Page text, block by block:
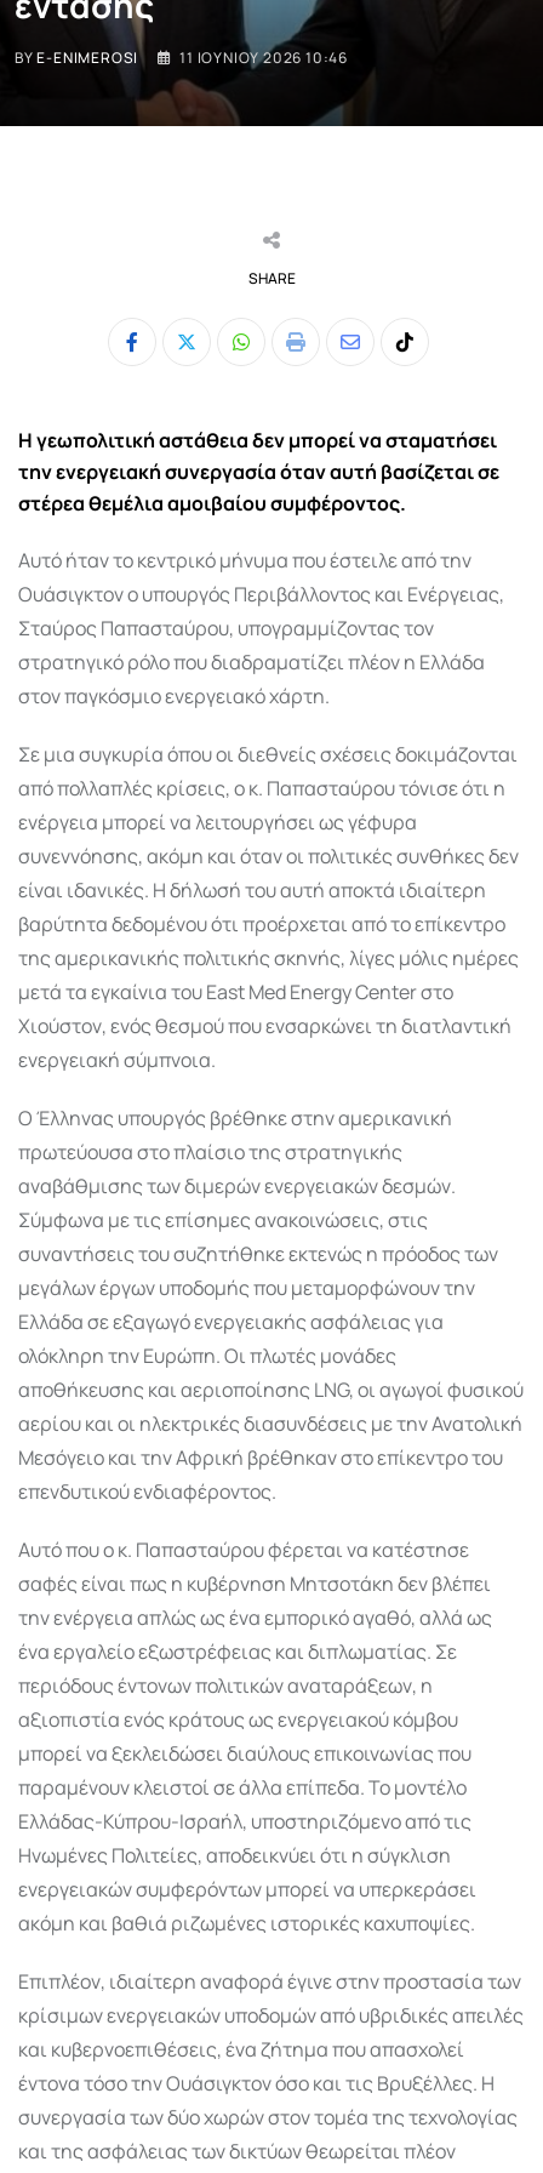
BYE-ENIMEROSI 11 ΙΟΥΝΊΟΥ 2026 10:46
SHARE
Whatsapp
Print
ShareTiktok
Η γεωπολιτική αστάθεια δεν μπορεί να σταματήσει
την ενεργειακή συνεργασία όταν αυτή βασίζεται σε
στέρεα θεμέλια αμοιβαίου συμφέροντος.
Αυτό ήταν το κεντρικό μήνυμα που έστειλε από την
Ουάσιγκτον ο υπουργός Περιβάλλοντος και Ενέργειας,
Σταύρος Παπασταύρου, υπογραμμίζοντας τον
στρατηγικό ρόλο που διαδραματίζει πλέον η Ελλάδα
στον παγκόσμιο ενεργειακό χάρτη.
Σε μια συγκυρία όπου οι διεθνείς σχέσεις δοκιμάζονται
από πολλαπλές κρίσεις, ο κ. Παπασταύρου τόνισε ότι η
ενέργεια μπορεί να λειτουργήσει ως γέφυρα
συνεννόησης, ακόμη και όταν οι πολιτικές συνθήκες δεν
είναι ιδανικές. Η δήλωσή του αυτή αποκτά ιδιαίτερη
βαρύτητα δεδομένου ότι προέρχεται από το επίκεντρο
της αμερικανικής πολιτικής σκηνής, λίγες μόλις ημέρες
μετά τα εγκαίνια του East Med Energy Center στο
Χιούστον, ενός θεσμού που ενσαρκώνει τη διατλαντική
ενεργειακή σύμπνοια.
Ο Έλληνας υπουργός βρέθηκε στην αμερικανική
πρωτεύουσα στο πλαίσιο της στρατηγικής
αναβάθμισης των διμερών ενεργειακών δεσμών.
Σύμφωνα με τις επίσημες ανακοινώσεις, στις
συναντήσεις του συζητήθηκε εκτενώς η πρόοδος των
μεγάλων έργων υποδομής που μεταμορφώνουν την
Ελλάδα σε εξαγωγό ενεργειακής ασφάλειας για
ολόκληρη την Ευρώπη. Οι πλωτές μονάδες
αποθήκευσης και αεριοποίησης LNG, οι αγωγοί φυσικού
αερίου και οι ηλεκτρικές διασυνδέσεις με την Ανατολική
Μεσόγειο και την Αφρική βρέθηκαν στο επίκεντρο του
επενδυτικού ενδιαφέροντος.
Αυτό που ο κ. Παπασταύρου φέρεται να κατέστησε
σαφές είναι πως η κυβέρνηση Μητσοτάκη δεν βλέπει
την ενέργεια απλώς ως ένα εμπορικό αγαθό, αλλά ως
ένα εργαλείο εξωστρέφειας και διπλωματίας. Σε
περιόδους έντονων πολιτικών αναταράξεων, η
αξιοπιστία ενός κράτους ως ενεργειακού κόμβου
μπορεί να ξεκλειδώσει διαύλους επικοινωνίας που
παραμένουν κλειστοί σε άλλα επίπεδα. Το μοντέλο
Ελλάδας-Κύπρου-Ισραήλ, υποστηριζόμενο από τις
Ηνωμένες Πολιτείες, αποδεικνύει ότι η σύγκλιση
ενεργειακών συμφερόντων μπορεί να υπερκεράσει
ακόμη και βαθιά ριζωμένες ιστορικές καχυποψίες.
Επιπλέον, ιδιαίτερη αναφορά έγινε στην προστασία των
κρίσιμων ενεργειακών υποδομών από υβριδικές απειλές
και κυβερνοεπιθέσεις, ένα ζήτημα που απασχολεί
έντονα τόσο την Ουάσιγκτον όσο και τις Βρυξέλλες. Η
συνεργασία των δύο χωρών στον τομέα της τεχνολογίας
και της ασφάλειας των δικτύων θεωρείται πλέον